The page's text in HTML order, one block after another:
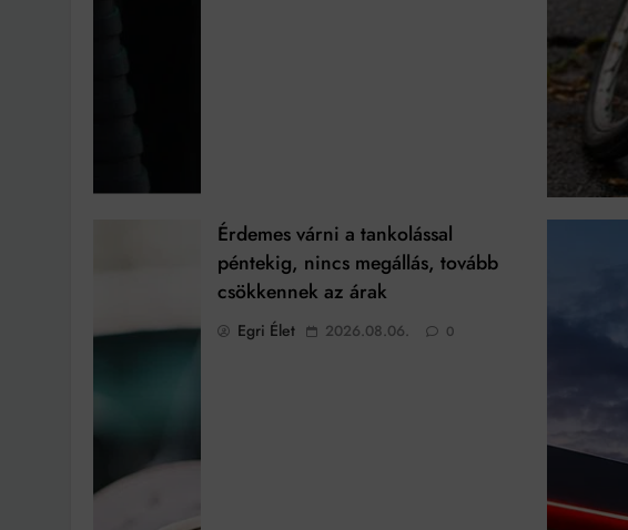
Érdemes várni a tankolással
péntekig, nincs megállás, tovább
csökkennek az árak
Egri Élet 2026.08.06. 0